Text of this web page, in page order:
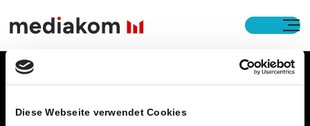
Diese Webseite verwendet Cookies
Open
Footer